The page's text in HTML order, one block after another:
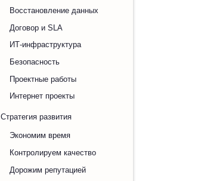
Восстановление данных
Договор и SLA
ИТ-инфраструктура
Безопасность
Проектные работы
Интернет проекты
Стратегия развития
Экономим время
Контролируем качество
Дорожим репутацией